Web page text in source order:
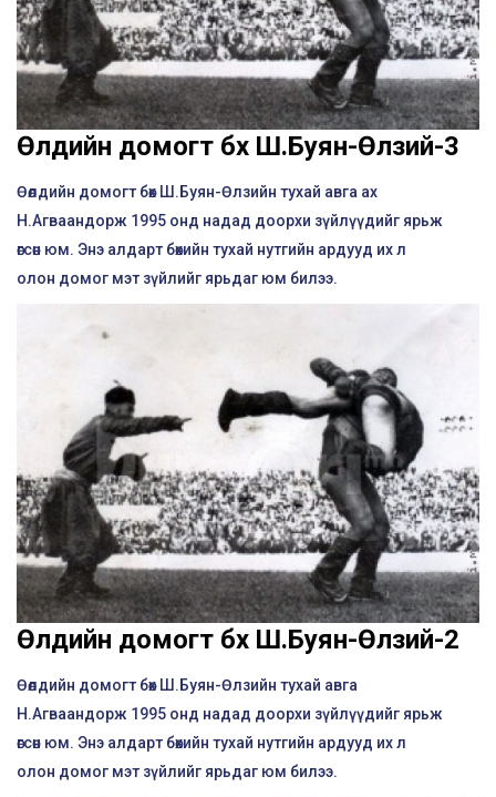
Өөлдийн домогт бөх Ш.Буян-Өлзий-3
Өөлдийн домогт бөх Ш.Буян-Өлзийн тухай авга ах
Н.Агваандорж 1995 онд надад доорхи зүйлүүдийг ярьж
өгсөн юм. Энэ алдарт бөхийн тухай нутгийн ардууд их л
олон домог мэт зүйлийг ярьдаг юм билээ.
Өөлдийн домогт бөх Ш.Буян-Өлзий-2
Өөлдийн домогт бөх Ш.Буян-Өлзийн тухай авга
Н.Агваандорж 1995 онд надад доорхи зүйлүүдийг ярьж
өгсөн юм. Энэ алдарт бөхийн тухай нутгийн ардууд их л
олон домог мэт зүйлийг ярьдаг юм билээ.